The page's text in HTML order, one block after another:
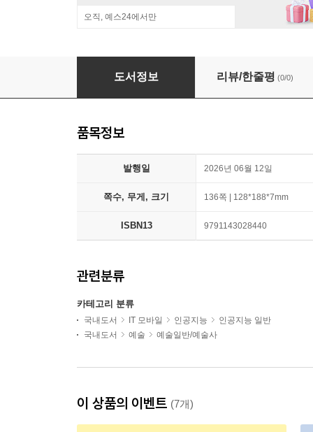
오직, 예스24에서만
AI와 공연예술의 미래
도서정보 리뷰/한줄평 (0/0)
품목정보
발행일 2026년 06월 12일
쪽수, 무게, 크기 136쪽 | 128*188*7mm
ISBN13 9791143028440
관련분류
카테고리 분류
국내도서 IT 모바일 인공지능
인공지능 일반
국내도서
예술 예술일반/예술사
이 상품의 이벤트 (7개)